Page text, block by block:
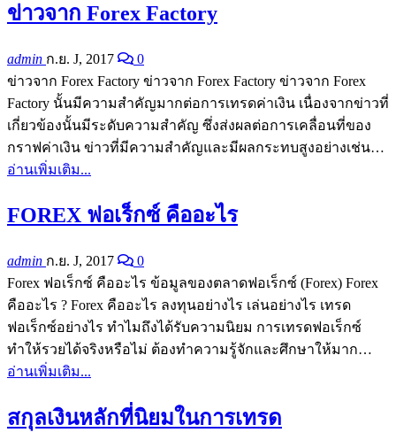
ข่าวจาก Forex Factory
admin ก.ย. J, 2017
0
ข่าวจาก Forex Factory ข่าวจาก Forex Factory ข่าวจาก Forex
Factory นั้นมีความสำคัญมากต่อการเทรดค่าเงิน เนื่องจากข่าวที่
เกี่ยวข้องนั้นมีระดับความสำคัญ ซึ่งส่งผลต่อการเคลื่อนที่ของ
กราฟค่าเงิน ข่าวที่มีความสำคัญและมีผลกระทบสูงอย่างเช่น…
อ่านเพิ่มเติม...
FOREX ฟอเร็กซ์ คืออะไร
admin ก.ย. J, 2017
0
Forex ฟอเร็กซ์ คืออะไร ข้อมูลของตลาดฟอเร็กซ์ (Forex) Forex
คืออะไร ? Forex คืออะไร ลงทุนอย่างไร เล่นอย่างไร เทรด
ฟอเร็กซ์อย่างไร ทำไมถึงได้รับความนิยม การเทรดฟอเร็กซ์
ทำให้รวยได้จริงหรือไม่ ต้องทำความรู้จักและศึกษาให้มาก…
อ่านเพิ่มเติม...
สกุลเงินหลักที่นิยมในการเทรด